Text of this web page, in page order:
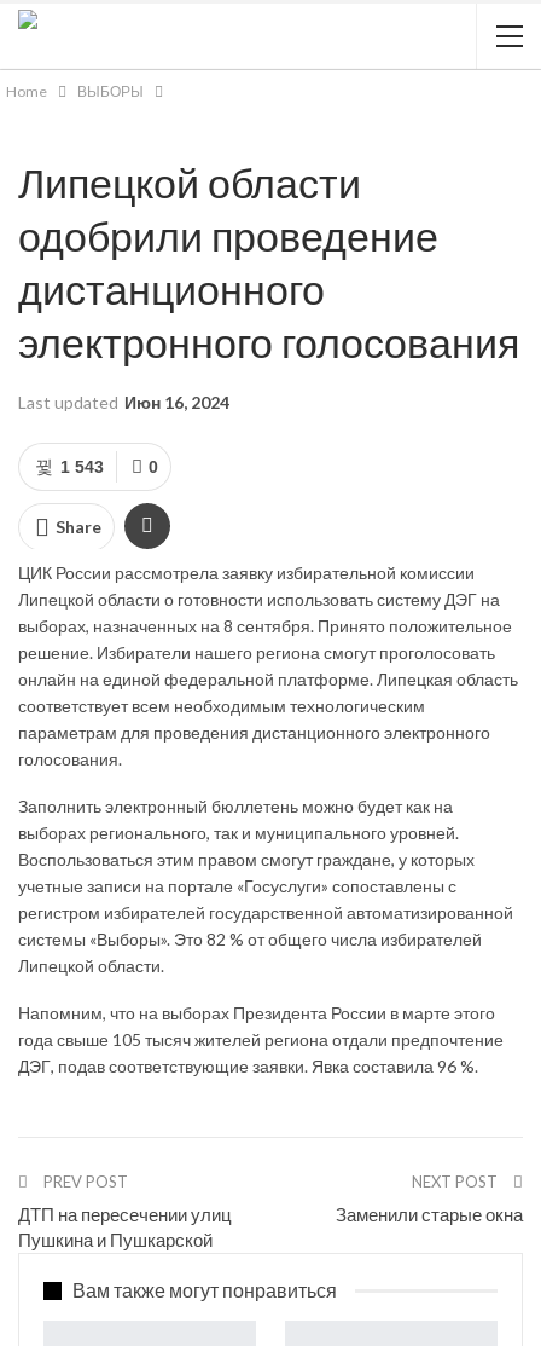
Home ВЫБОРЫ
Липецкой области
одобрили проведение
дистанционного
электронного голосования
Last updated Июн 16, 2024
0
1 543
Share
ЦИК России рассмотрела заявку избирательной комиссии
Липецкой области о готовности использовать систему ДЭГ на
выборах, назначенных на 8 сентября. Принято положительное
решение. Избиратели нашего региона смогут проголосовать
онлайн на единой федеральной платформе. Липецкая область
соответствует всем необходимым технологическим
параметрам для проведения дистанционного электронного
голосования.
Заполнить электронный бюллетень можно будет как на
выборах регионального, так и муниципального уровней.
Воспользоваться этим правом смогут граждане, у которых
учетные записи на портале «Госуслуги» сопоставлены с
регистром избирателей государственной автоматизированной
системы «Выборы». Это 82 % от общего числа избирателей
Липецкой области.
Напомним, что на выборах Президента России в марте этого
года свыше 105 тысяч жителей региона отдали предпочтение
ДЭГ, подав соответствующие заявки. Явка составила 96 %.
PREV POST
ДТП на пересечении улиц
Пушкина и Пушкарской
NEXT POST
Заменили старые окна
Вам также могут понравиться